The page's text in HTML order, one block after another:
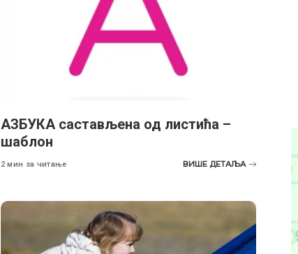
АЗБУКA састављенa од листића –
шаблон
2 мин за читање ВИШЕ ДЕТАЉА